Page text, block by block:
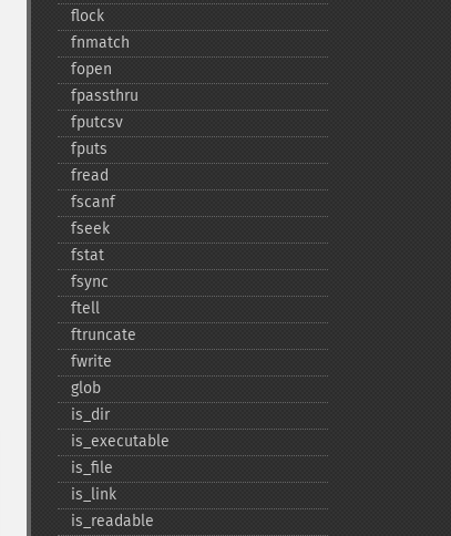
flock
fnmatch
fopen
fpassthru
fputcsv
fputs
fread
fscanf
fseek
fstat
fsync
ftell
ftruncate
fwrite
glob
is_​dir
is_​executable
is_​file
is_​link
is_​readable